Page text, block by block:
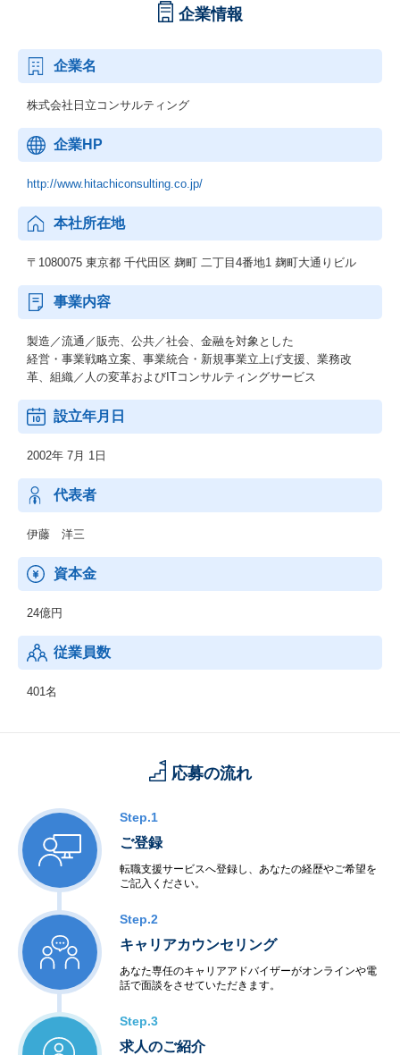
企業情報
企業名
株式会社日立コンサルティング
企業HP
http://www.hitachiconsulting.co.jp/
本社所在地
〒1080075 東京都 千代田区 麹町 二丁目4番地1 麹町大通りビル
事業内容
製造／流通／販売、公共／社会、金融を対象とした
経営・事業戦略立案、事業統合・新規事業立上げ支援、業務改
革、組織／人の変革およびITコンサルティングサービス
設立年月日
2002年 7月 1日
代表者
伊藤 洋三
資本金
24億円
従業員数
401名
応募の流れ
Step.1
ご登録
転職支援サービスへ登録し、あなたの経歴やご希望を
ご記入ください。
Step.2
キャリアカウンセリング
あなた専任のキャリアアドバイザーがオンラインや電
話で面談をさせていただきます。
Step.3
求人のご紹介